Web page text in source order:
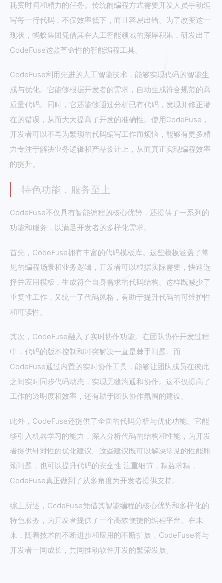
耗费时间和精力的任务。传统的编程方式需要开发人员手动编
写每一行代码，不仅效率低下，而且容易出错。为了改变这一
现状，蚂蚁集团凭借其在人工智能领域的深厚积累，研发出了
CodeFuse这款革命性的智能编程工具。
CodeFuse利用先进的人工智能技术，能够实现代码的智能生
成与优化。它能够根据开发者的需求，自动生成符合规范的高
质量代码。同时，它还能够通过分析已有代码，发现并修正潜
在的错误，从而大大提高了开发的准确性。使用CodeFuse，
开发者可以不再为繁琐的代码编写工作而烦恼，能够有更多精
力专注于解决业务逻辑和产品设计上，从而真正实现编程效率
的提升。
特色功能，服务至上
CodeFuse不仅具有智能编程的核心优势，还提供了一系列的
功能和服务，以满足开发者的多样化需求。
首先，CodeFuse拥有丰富的代码模板库。这些模板涵盖了常
见的编程场景和业务逻辑，开发者可以根据实际需要，快速选
择并应用模板，生成符合自身需求的代码结构。这样既减少了
重复性工作，又统一了代码风格，有助于提升代码的可维护性
和可读性。
其次，CodeFuse融入了实时协作功能。在团队协作开发过程
中，代码的版本控制和冲突解决一直是棘手问题。而
CodeFuse通过内置的实时协作工具，能够让团队成员在彼此
之间实时同步代码动态，实现无缝沟通和协作。这不仅提高了
工作的透明度和效率，还有助于团队协作氛围的建设。
此外，CodeFuse还提供了全面的代码分析与优化功能。它能
够引入机器学习的能力，深入分析代码的结构和性能，为开发
者提供针对性的优化建议。这些建议既可以解决常见的性能瓶
颈问题，也可以提升代码的安全性 注重细节，精益求精，
CodeFuse真正做到了从多角度为开发者提供支持。
综上所述，CodeFuse凭借其智能编程的核心优势和多样化的
特色服务，为开发者提供了一个高效便捷的编程平台。在未
来，随着技术的不断进步和应用的不断扩展，CodeFuse将与
开发者一同成长，共同推动软件开发的繁荣发展。